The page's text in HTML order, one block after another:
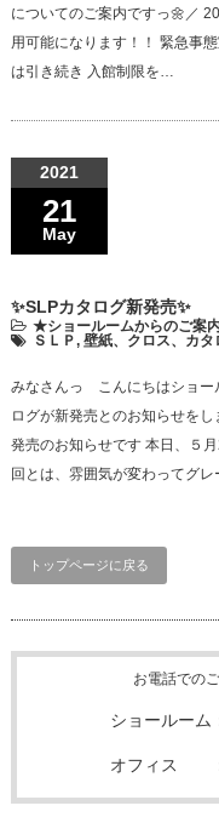
についてのご案内ですっ🌼／
用可能になります！！ 緊急事
は引き続き 入館制限を…
2021
21
May
✨SLPカタログ新発売✨
★ショールームからのご案
ＳＬＰ, 壁紙、クロス、カタ
みなさんっ こんにちはショー
ログが新発売とのお知らせを
発売のお知らせです 本日、５
回とは、雰囲気が変わってグ
トップページに戻る
お電話での
ショールーム
オフィス